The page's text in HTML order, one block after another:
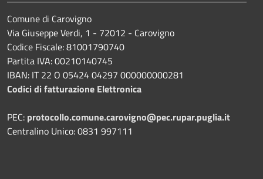
Comune di Carovigno
Via Giuseppe Verdi, 1 - 72012 - Carovigno
Codice Fiscale: 81001790740
Partita IVA: 00210140745
IBAN: IT 22 O 05424 04297 000000000281
Codici di fatturazione Elettronica
PEC: protocollo.comune.carovigno@pec.rupar.puglia.it
Centralino Unico: 0831 997111